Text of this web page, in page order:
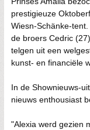
prestigieuze
Wiesn-Schänke-
de broers Cedric
telgen uit een
kunst- en financiële
In de Shownieuws-
nieuws enthousiast
"Alexia werd gezien